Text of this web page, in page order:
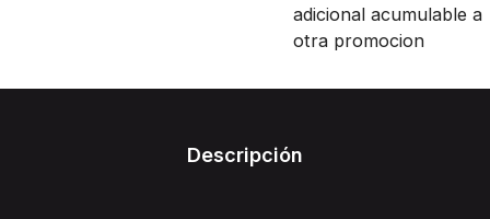
adicional acumulable a
otra promocion
Descripción